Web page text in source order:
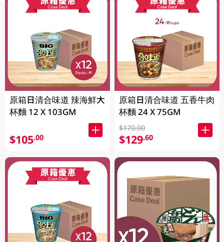
原箱日清合味道 辣海鮮大
杯麵 12 X 103GM
$105.00
原箱日清合味道 五香牛肉
杯麵 24 X 75GM
$170.00
$129.60